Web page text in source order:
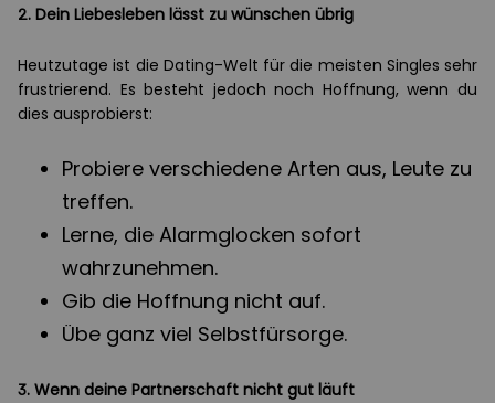
2. Dein Liebesleben lässt zu wünschen übrig
Heutzutage ist die Dating-Welt für die meisten Singles sehr
frustrierend. Es besteht jedoch noch Hoffnung, wenn du
dies ausprobierst:
Probiere verschiedene Arten aus, Leute zu
treffen.
Lerne, die Alarmglocken sofort
wahrzunehmen.
Gib die Hoffnung nicht auf.
Übe ganz viel Selbstfürsorge.
3. Wenn deine Partnerschaft nicht gut läuft